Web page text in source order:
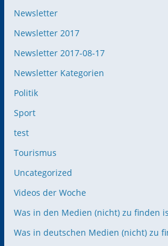
Newsletter
Newsletter 2017
Newsletter 2017-08-17
Newsletter Kategorien
Politik
Sport
test
Tourismus
Uncategorized
Videos der Woche
Was in den Medien (nicht) zu finden
Was in deutschen Medien (nicht) zu